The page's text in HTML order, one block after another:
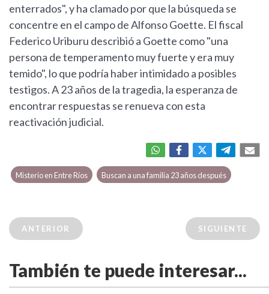
enterrados", y ha clamado por que la búsqueda se
concentre en el campo de Alfonso Goette. El fiscal
Federico Uriburu describió a Goette como "una
persona de temperamento muy fuerte y era muy
temido", lo que podría haber intimidado a posibles
testigos. A 23 años de la tragedia, la esperanza de
encontrar respuestas se renueva con esta
reactivación judicial.
Misterio en Entre Ríos Buscan a una familia 23 años después
ANTERIOR SIGUIENTE
También te puede interesar...